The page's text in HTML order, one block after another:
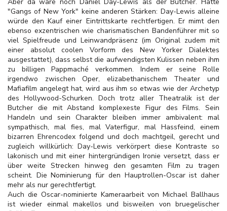
"Gangs of New York" keine anderen Stärken: Day-Lewis alleine
würde den Kauf einer Eintrittskarte rechtfertigen. Er mimt den
ebenso exzentrischen wie charismatischen Bandenführer mit so
viel Spielfreude und Leinwandpräsenz (im Original zudem mit
einer absolut coolen Vorform des New Yorker Dialektes
ausgestattet), dass selbst die aufwendigsten Kulissen neben ihm
zu billigen Pappmaché verkommen. Indem er seine Rolle
irgendwo zwischen Oper, elizabethanischem Theater und
Mafiafilm angelegt hat, wird aus ihm so etwas wie der Archetyp
des Hollywood-Schurken. Doch trotz aller Theatralik ist der
Butcher die mit Abstand komplexeste Figur des Films. Sein
Handeln und sein Charakter bleiben immer ambivalent: mal
sympathisch, mal fies, mal Vaterfigur, mal Hassfeind, einem
bizarren Ehrencodex folgend und doch machtgeil, gerecht und
zugleich willkürlich: Day-Lewis verkörpert diese Kontraste so
lakonisch und mit einer hintergründigen Ironie versetzt, dass er
über weite Strecken hinweg den gesamten Film zu tragen
scheint. Die Nominierung für den Hauptrollen-Oscar ist daher
mehr als nur gerechtfertigt.
Auch die Oscar-nominierte Kameraarbeit von Michael Ballhaus
ist wieder einmal makellos und bisweilen von bruegelischer